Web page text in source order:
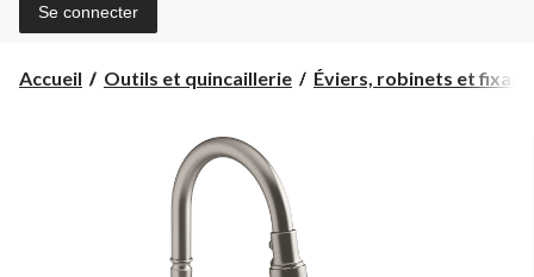
Se connecter
Accueil Outils et quincaillerie Éviers, robinets et